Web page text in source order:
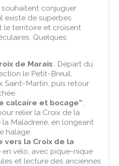
conjuguer
existe de superbes
le territoire et croisent
Quelques
de Marais : Départ du
le Petit-Breuil,
Saint-Martin, puis retour
calcaire et bocage” :
relier la Croix de la
Maladrerie, en longeant
halage.
vers la Croix de la
en vélo, avec pique-nique
et lecture des anciennes